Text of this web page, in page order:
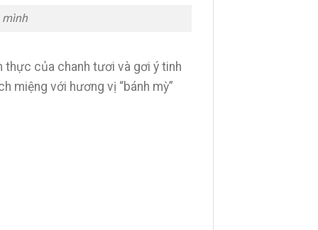
mình
của chanh tươi và gơi ý tinh
miệng với hương vị “bánh mỳ”